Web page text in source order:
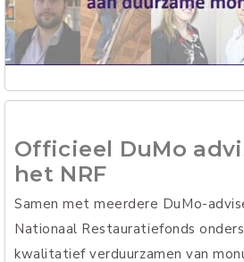
over ons
Tips
Presentaties
BTWnr:
Officieel DuMo
het NRF
Samen met meerdere DuMo-
Nationaal Restauratiefonds
kwalitatief verduurzamen van